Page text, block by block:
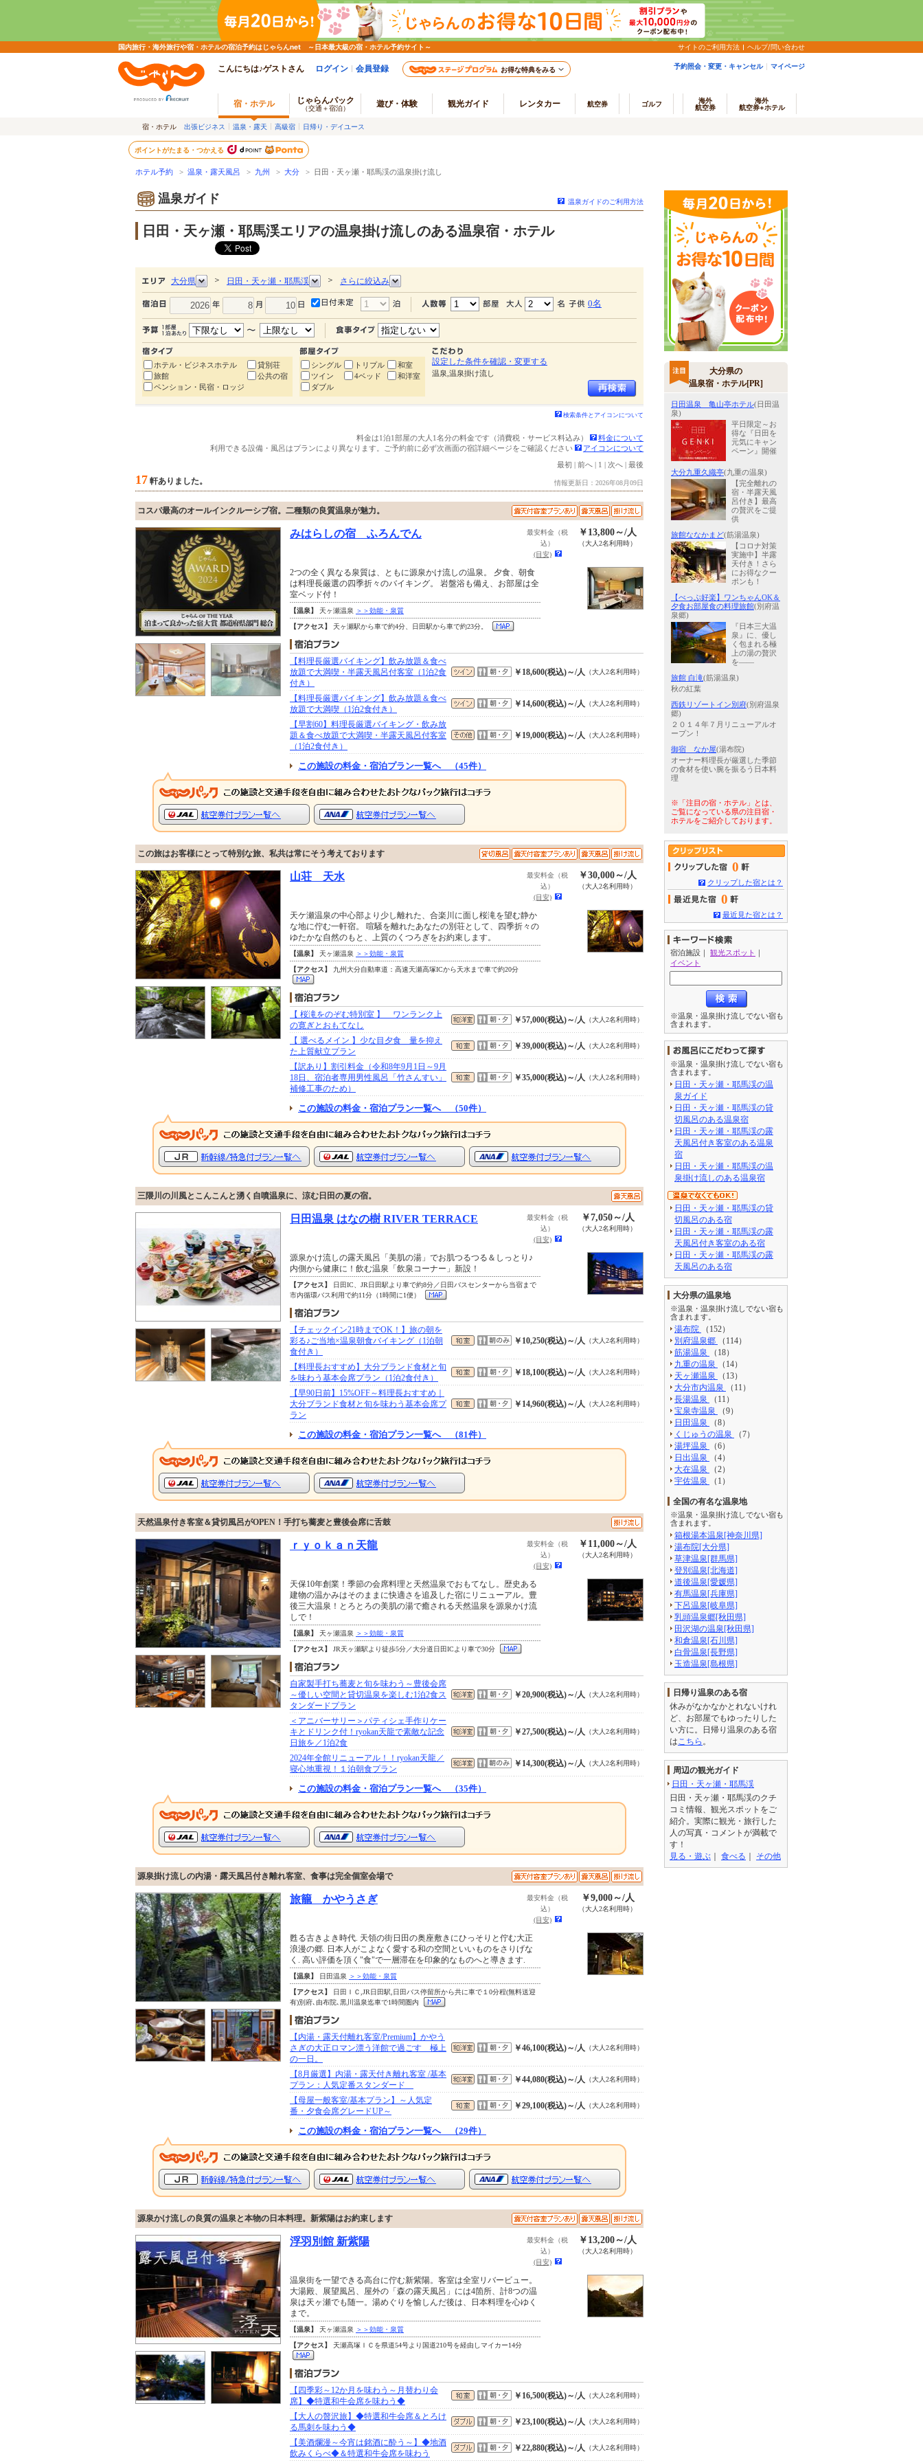
国内旅行・海外旅行や宿・ホテルの宿泊予約はじゃらんnet ～日本最大級の宿・ホテル予約サイト～ サイトのご利用方法 ヘルプ/問い合わせ
こんにちは♪ゲストさん ログイン 会員登録 お得な特典をみる 予約照会・変更・キャンセル マイページ
宿・ホテル じゃらんパック
（交通＋宿泊） 遊び・体験 観光ガイド レンタカー 航空券 ゴルフ
海外
航空券
海外
航空券+ホテル
宿・ホテル 出張ビジネス 温泉・露天 高級宿 日帰り・デイユース
ポイントがたまる・つかえる
ホテル予約 > 温泉・露天風呂 > 九州 > 大分 > 日田・天ヶ瀬・耶馬渓の温泉掛け流し
温泉ガイド 温泉ガイドのご利用方法
日田・天ヶ瀬・耶馬渓エリアの温泉掛け流しのある温泉宿・ホテル
大分県 ＞ 日田・天ヶ瀬・耶馬渓 ＞ さらに絞込み
0名
ホテル・ビジネスホテル
貸別荘
旅館
公共の宿
ペンション・民宿・ロッジ
シングル トリプル
和室
ツイン
4ベッド
和洋室
ダブル
設定した条件を確認・変更する
温泉,温泉掛け流し
検索条件とアイコンについて
料金は1泊1部屋の大人1名分の料金です（消費税・サービス料込み）
料金について
利用できる設備・風呂はプランにより異なります。ご予約前に必ず次画面の宿詳細ページをご確認ください
アイコンについて
最初 | 前へ | 1 | 次へ | 最後
17 軒ありました。 情報更新日：2026年08月09日
コスパ最高のオールインクルーシブ宿。二種類の良質温泉が魅力。
みはらしの宿 ふろんでん
最安料金（税
込）
(目安)
￥13,800～/人
（大人2名利用時）
2つの全く異なる泉質は、ともに源泉かけ流しの温泉。 夕食、朝食
は料理長厳選の四季折々のバイキング。 岩盤浴も備え、お部屋は全
室ベッド付！
【温泉】 天ヶ瀬温泉 ＞＞効能・泉質
【アクセス】 天ヶ瀬駅から車で約4分、日田駅から車で約23分。
【料理長厳選バイキング】飲み放題＆食べ
放題で大満喫・半露天風呂付客室（1泊2食
付き）
￥18,600(税込)～/人 （大人2名利用時）
【料理長厳選バイキング】飲み放題＆食べ
放題で大満喫（1泊2食付き）
￥14,600(税込)～/人 （大人2名利用時）
【早割60】料理長厳選バイキング・飲み放
題＆食べ放題で大満喫・半露天風呂付客室
（1泊2食付き）
￥19,000(税込)～/人 （大人2名利用時）
この施設の料金・宿泊プラン一覧へ （45件）
この旅はお客様にとって特別な旅、私共は常にそう考えております
山荘 天水
最安料金（税
込）
(目安)
￥30,000～/人
（大人2名利用時）
天ケ瀬温泉の中心部より少し離れた、合楽川に面し桜滝を望む静か
な地に佇む一軒宿。 喧騒を離れたあなたの別荘として、四季折々の
ゆたかな自然のもと、上質のくつろぎをお約束します。
【温泉】 天ヶ瀬温泉 ＞＞効能・泉質
【アクセス】 九州大分自動車道：高速天瀬高塚ICから天水まで車で約20分
【 桜滝をのぞむ特別室 】 ワンランク上
の寛ぎとおもてなし
￥57,000(税込)～/人 （大人2名利用時）
【 選べるメイン 】少な目夕食 量を抑え
た上質献立プラン
￥39,000(税込)～/人 （大人2名利用時）
【訳あり】割引料金（令和8年9月1日～9月
18日、宿泊者専用男性風呂「竹さんすい」
補修工事のため）
￥35,000(税込)～/人 （大人2名利用時）
この施設の料金・宿泊プラン一覧へ （50件）
三隈川の川風とこんこんと湧く自噴温泉に、涼む日田の夏の宿。
日田温泉 はなの樹 RIVER TERRACE
最安料金（税
込）
(目安)
￥7,050～/人
（大人2名利用時）
源泉かけ流しの露天風呂「美肌の湯」でお肌つるつる＆しっとり♪
内側から健康に！飲む温泉「飲泉コーナー」新設！
【アクセス】
日田IC、JR日田駅より車で約8分／日田バスセンターから当宿まで
市内循環バス利用で約11分（1時間に1便）
【チェックイン21時までOK！】旅の朝を
彩る♪ご当地×温泉朝食バイキング（1泊朝
食付き）
￥10,250(税込)～/人 （大人2名利用時）
【料理長おすすめ】大分ブランド食材と旬
を味わう基本会席プラン（1泊2食付き）
￥18,100(税込)～/人 （大人2名利用時）
【早90日前】15%OFF～料理長おすすめ｜
大分ブランド食材と旬を味わう基本会席プ
ラン
￥14,960(税込)～/人 （大人2名利用時）
この施設の料金・宿泊プラン一覧へ （81件）
天然温泉付き客室＆貸切風呂がOPEN！手打ち蕎麦と豊後会席に舌鼓
ｒｙｏｋａｎ天龍
最安料金（税
込）
(目安)
￥11,000～/人
（大人2名利用時）
天保10年創業！季節の会席料理と天然温泉でおもてなし。歴史ある
建物の温かみはそのままに快適さを追及した宿にリニューアル。豊
後三大温泉！とろとろの美肌の湯で癒される天然温泉を源泉かけ流
しで！
【温泉】 天ヶ瀬温泉 ＞＞効能・泉質
【アクセス】 JR天ヶ瀬駅より徒歩5分／大分道日田ICより車で30分
自家製手打ち蕎麦と旬を味わう～豊後会席
～優しい空間と貸切温泉を楽しむ1泊2食ス
タンダードプラン
￥20,900(税込)～/人 （大人2名利用時）
＜アニバーサリー＞パティシェ手作りケー
キとドリンク付！ryokan天龍で素敵な記念
日旅を／1泊2食
￥27,500(税込)～/人 （大人2名利用時）
2024年全館リニューアル！！ryokan天龍／
寝心地重視！１泊朝食プラン
￥14,300(税込)～/人 （大人2名利用時）
この施設の料金・宿泊プラン一覧へ （35件）
源泉掛け流しの内湯・露天風呂付き離れ客室、食事は完全個室会場で
旅籠 かやうさぎ
最安料金（税
込）
(目安)
￥9,000～/人
（大人2名利用時）
甦る古きよき時代. 天領の街日田の奥座敷きにひっそりと佇む大正
浪漫の郷. 日本人がこよなく愛する和の空間といいものをさりげな
く. 高い評価を頂く"食"で一層滞在を印象的なものへと導きます.
【温泉】 日田温泉 ＞＞効能・泉質
【アクセス】
日田ＩＣ,JR日田駅,日田バス停留所から共に車で１0分程(無料送迎
有)別府､由布院､黒川温泉迄車で1時間圏内
【内湯・露天付離れ客室/Premium】かやう
さぎの大正ロマン漂う洋館で過ごす 極上
の一日。
￥46,100(税込)～/人 （大人2名利用時）
【8月厳選】内湯・露天付き離れ客室 /基本
プラン：人気定番スタンダード
￥44,080(税込)～/人 （大人2名利用時）
【母屋一般客室/基本プラン】～人気定
番・夕食会席グレードUP～
￥29,100(税込)～/人 （大人2名利用時）
この施設の料金・宿泊プラン一覧へ （29件）
源泉かけ流しの良質の温泉と本物の日本料理。新紫陽はお約束します
浮羽別館 新紫陽
最安料金（税
込）
(目安)
￥13,200～/人
（大人2名利用時）
温泉街を一望できる高台に佇む新紫陽。客室は全室リバービュー。
大湯殿、展望風呂、屋外の「森の露天風呂」には4箇所、計8つの温
泉は天ヶ瀬でも随一。湯めぐりを愉しんだ後は、日本料理を心ゆく
まで。
【温泉】 天ヶ瀬温泉 ＞＞効能・泉質
【アクセス】 天瀬高塚ＩＣを県道54号より国道210号を経由しマイカー14分
【四季彩～12か月を味わう～月替わり会
席】◆特選和牛会席を味わう◆
￥16,500(税込)～/人 （大人2名利用時）
【大人の贅沢旅】◆特選和牛会席＆とろけ
る馬刺を味わう◆
￥23,100(税込)～/人 （大人2名利用時）
【美酒爛漫～今宵は銘酒に酔う～】◆地酒
飲みくらべ◆＆特選和牛会席を味わう
￥22,880(税込)～/人 （大人2名利用時）
大分県の
温泉宿・ホテル[PR]
日田温泉 亀山亭ホテル(日田温
泉)
平日限定～お
得な『日田を
元気にキャン
ペーン』開催
大分九重久織亭(九重の温泉)
【完全離れの
宿・半露天風
呂付き】最高
の贅沢をご提
供
旅館ななかまど(筋湯温泉)
【コロナ対策
実施中】半露
天付き！さら
にお得なクー
ポンも！
【べっぷ好楽】ワンちゃんOK＆
夕食お部屋食の料理旅館(別府温
泉郷)
『日本三大温
泉』に、優し
く包まれる極
上の湯の贅沢
を――
旅館 白滝(筋湯温泉)
秋の紅葉
西鉄リゾートイン別府(別府温泉
郷)
２０１４年７月リニューアルオ
ープン！
御宿 なか屋(湯布院)
オーナー料理長が厳選した季節
の食材を使い腕を振るう日本料
理
※「注目の宿・ホテル」とは、
ご覧になっている県の注目宿・
ホテルをご紹介しております。
0
クリップした宿とは？
0
最近見た宿とは？
宿泊施設 ｜ 観光スポット ｜
イベント
※温泉・温泉掛け流しでない宿も
含まれます。
※温泉・温泉掛け流しでない宿も
含まれます。
日田・天ヶ瀬・耶馬渓の温
泉ガイド
日田・天ヶ瀬・耶馬渓の貸
切風呂のある温泉宿
日田・天ヶ瀬・耶馬渓の露
天風呂付き客室のある温泉
宿
日田・天ヶ瀬・耶馬渓の温
泉掛け流しのある温泉宿
日田・天ヶ瀬・耶馬渓の貸
切風呂のある宿
日田・天ヶ瀬・耶馬渓の露
天風呂付き客室のある宿
日田・天ヶ瀬・耶馬渓の露
天風呂のある宿
大分県の温泉地
※温泉・温泉掛け流しでない宿も
含まれます。
湯布院
（152）
別府温泉郷
（114）
筋湯温泉
（18）
九重の温泉
（14）
天ヶ瀬温泉
（13）
大分市内温泉
（11）
長湯温泉
（11）
宝泉寺温泉
（9）
日田温泉
（8）
くじゅうの温泉
（7）
湯坪温泉
（6）
日出温泉
（4）
大在温泉
（2）
宇佐温泉
（1）
全国の有名な温泉地
※温泉・温泉掛け流しでない宿も
含まれます。
箱根湯本温泉[神奈川県]
湯布院[大分県]
草津温泉[群馬県]
登別温泉[北海道]
道後温泉[愛媛県]
有馬温泉[兵庫県]
下呂温泉[岐阜県]
乳頭温泉郷[秋田県]
田沢湖の温泉[秋田県]
和倉温泉[石川県]
白骨温泉[長野県]
玉造温泉[島根県]
日帰り温泉のある宿
休みがなかなかとれないけれ
ど、お部屋でもゆったりした
い方に。日帰り温泉のある宿
は こちら 。
周辺の観光ガイド
日田・天ヶ瀬・耶馬渓
日田・天ヶ瀬・耶馬渓のクチ
コミ情報、観光スポットをご
紹介。実際に観光・旅行した
人の写真・コメントが満載で
す！
見る・遊ぶ ｜ 食べる ｜ その他